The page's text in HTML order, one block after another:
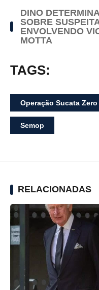
DINO
SOBRE
ENVOLVENDO
MOTTA
TAGS:
Operação Sucata Zero
Semop
RELACIONADAS